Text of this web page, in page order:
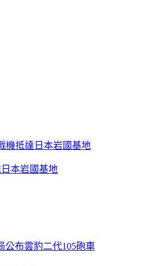
本岩國基地
公布雲豹二代105砲車